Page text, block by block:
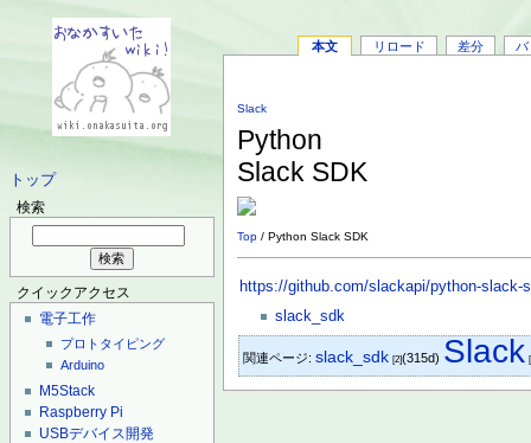
トップ
検索
クイックアクセス
電子工作
プロトタイピング
Arduino
M5Stack
Raspberry Pi
USBデバイス開発
本文 リロード 差分 バ
Slack
Python
Slack SDK
Top / Python Slack SDK
https://github.com/slackapi/python-slack-
slack_sdk
関連ページ:slack_sdk [2](315d) Slack